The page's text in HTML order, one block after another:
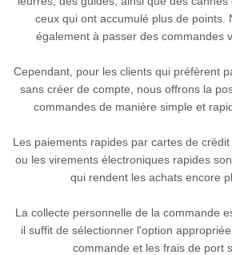
ceux qui ont accumulé plus de points.
également à passer des commandes
Cependant, pour les clients qui préfèrent
sans créer de compte, nous offrons la
commandes de manière simple et
Les paiements rapides par cartes de
ou les virements électroniques rapides
qui rendent les achats encore
La collecte personnelle de la commande
il suffit de sélectionner l'option
commande et les frais de port